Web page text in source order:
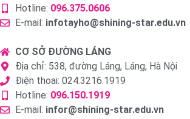
Hotline: 096.375.0606
E-mail: infotayho@shining-star.edu.vn
CƠ SỞ ĐƯỜNG LÁNG
Địa chỉ: 538, đường Láng, Láng, Hà Nội
Điện thoại: 024.3216.1919
Hotline: 096.150.1919
E-mail: infor@shining-star.edu.vn